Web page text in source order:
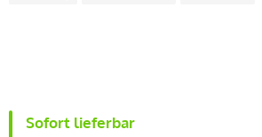
Sofort lieferbar